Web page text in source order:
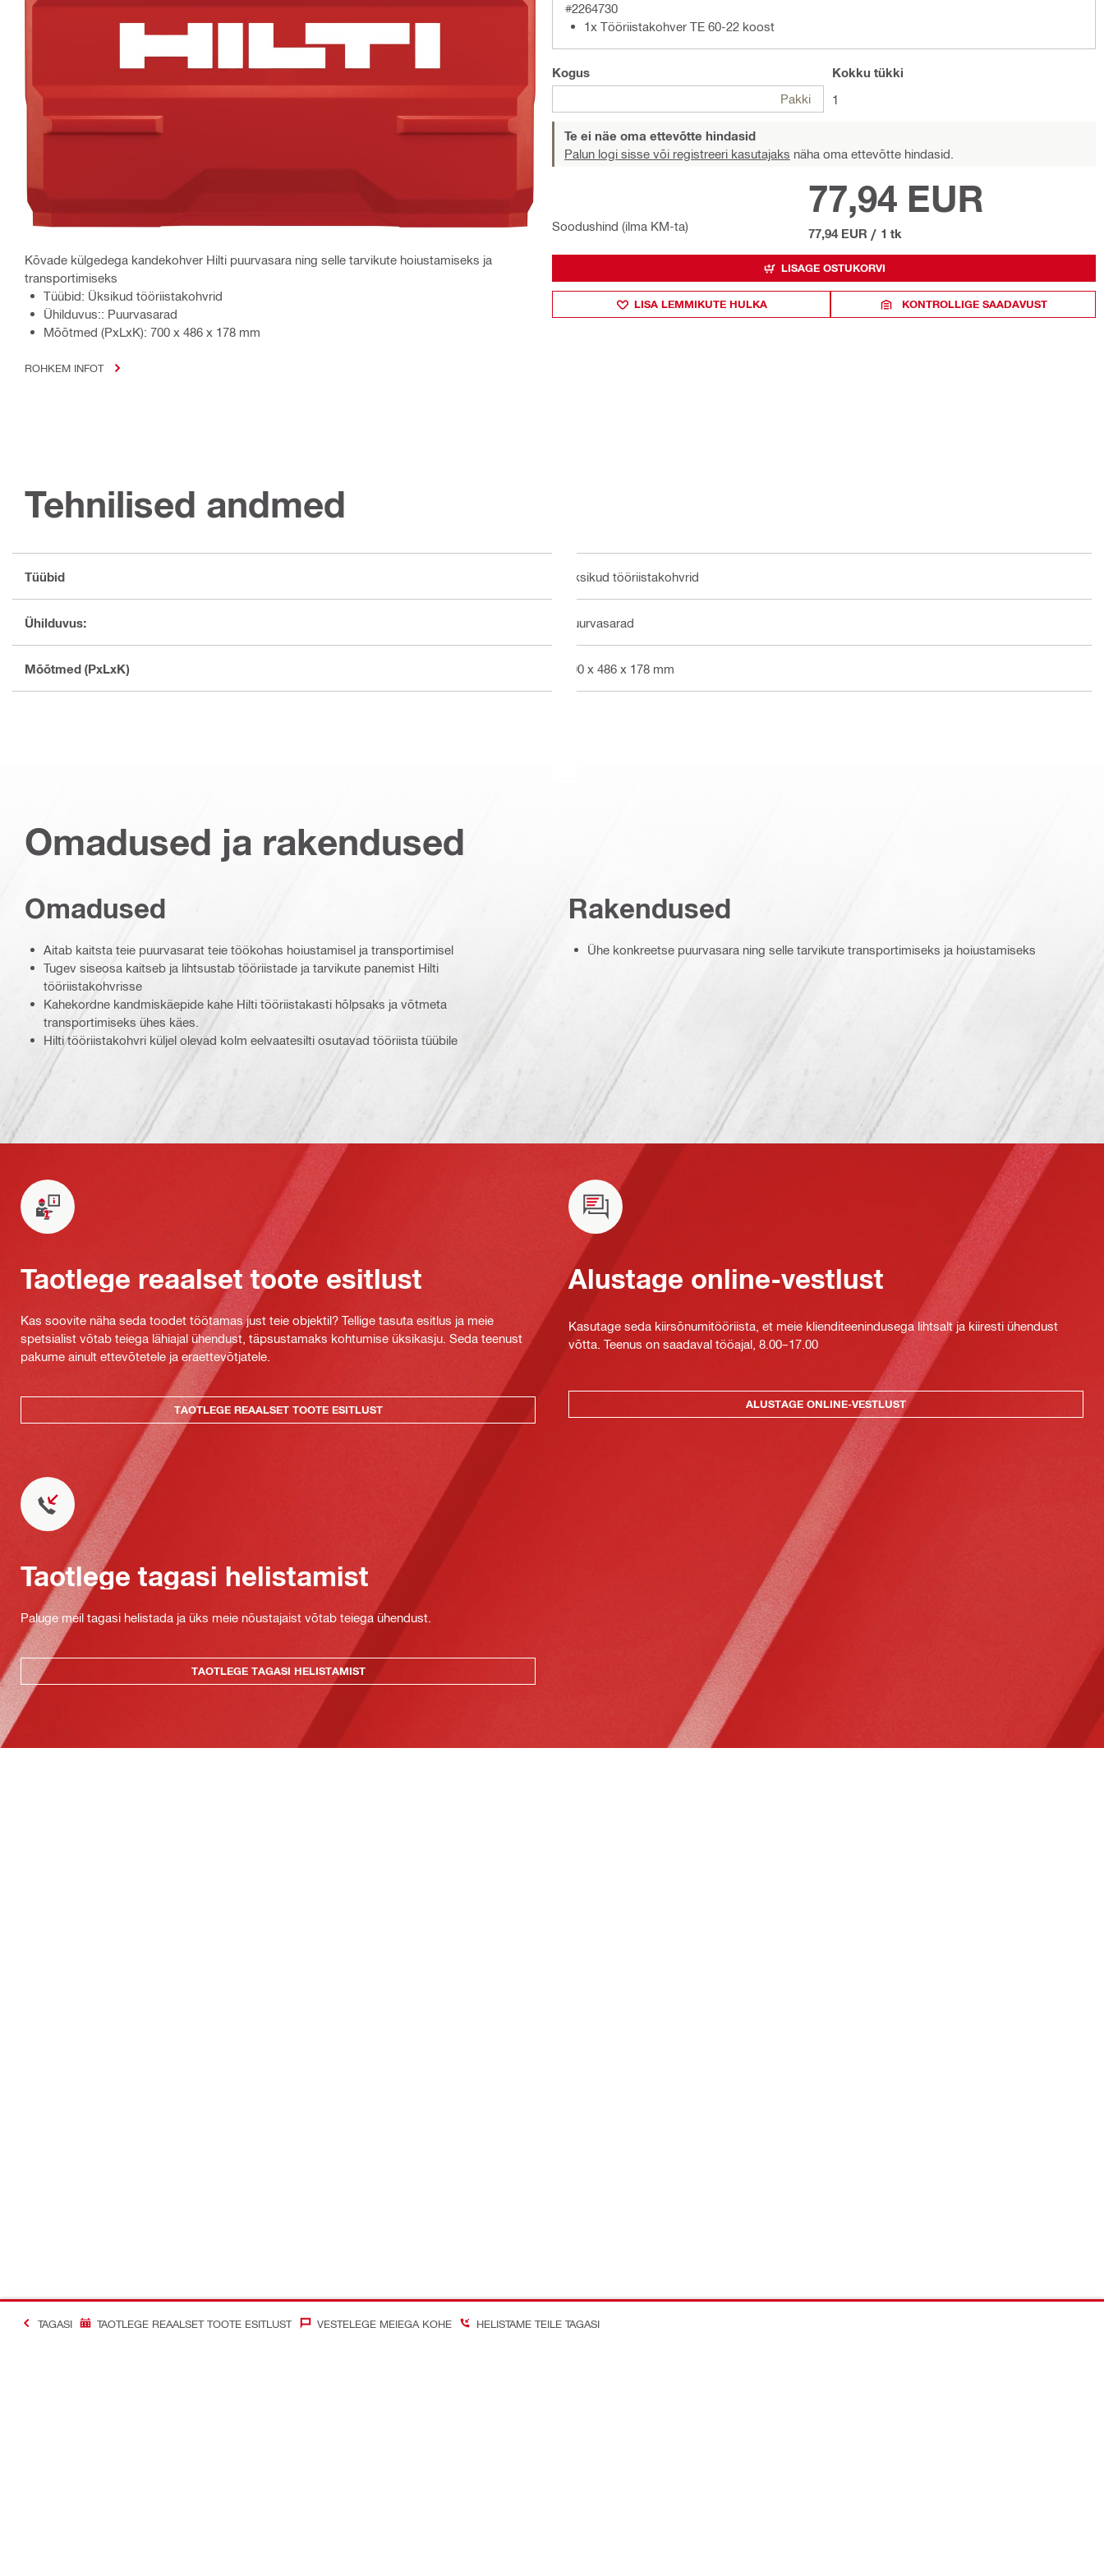
Kõvade külgedega kandekohver Hilti puurvasara ning selle tarvikute hoiustamiseks ja
transportimiseks
Tüübid: Üksikud tööriistakohvrid
Ühilduvus:: Puurvasarad
Mõõtmed (PxLxK): 700 x 486 x 178 mm
ROHKEM INFOT
#2264730
1x Tööriistakohver TE 60-22 koost
Kogus
Pakki
Kokku tükki
1
Te ei näe oma ettevõtte hindasid
Palun logi sisse või registreeri kasutajaks näha oma ettevõtte hindasid.
Soodushind (ilma KM-ta)
77,94 EUR
77,94 EUR / 1 tk
LISAGE OSTUKORVI
LISA LEMMIKUTE HULKA KONTROLLIGE SAADAVUST
Tehnilised andmed
Tüübid Üksikud tööriistakohvrid
Ühilduvus: Puurvasarad
Mõõtmed (PxLxK) 700 x 486 x 178 mm
Omadused ja rakendused
Omadused
Aitab kaitsta teie puurvasarat teie töökohas hoiustamisel ja transportimisel
Tugev siseosa kaitseb ja lihtsustab tööriistade ja tarvikute panemist Hilti
tööriistakohvrisse
Kahekordne kandmiskäepide kahe Hilti tööriistakasti hõlpsaks ja võtmeta
transportimiseks ühes käes.
Hilti tööriistakohvri küljel olevad kolm eelvaatesilti osutavad tööriista tüübile
Rakendused
Ühe konkreetse puurvasara ning selle tarvikute transportimiseks ja hoiustamiseks
Taotlege reaalset toote esitlust
Kas soovite näha seda toodet töötamas just teie objektil? Tellige tasuta esitlus ja meie
spetsialist võtab teiega lähiajal ühendust, täpsustamaks kohtumise üksikasju. Seda teenust
pakume ainult ettevõtetele ja eraettevõtjatele.
TAOTLEGE REAALSET TOOTE ESITLUST
Alustage online-vestlust
Kasutage seda kiirsõnumitööriista, et meie klienditeenindusega lihtsalt ja kiiresti ühendust
võtta. Teenus on saadaval tööajal, 8.00–17.00
ALUSTAGE ONLINE-VESTLUST
Taotlege tagasi helistamist
Paluge meil tagasi helistada ja üks meie nõustajaist võtab teiega ühendust.
TAOTLEGE TAGASI HELISTAMIST
TAGASI TAOTLEGE REAALSET TOOTE ESITLUST VESTELEGE MEIEGA KOHE HELISTAME TEILE TAGASI